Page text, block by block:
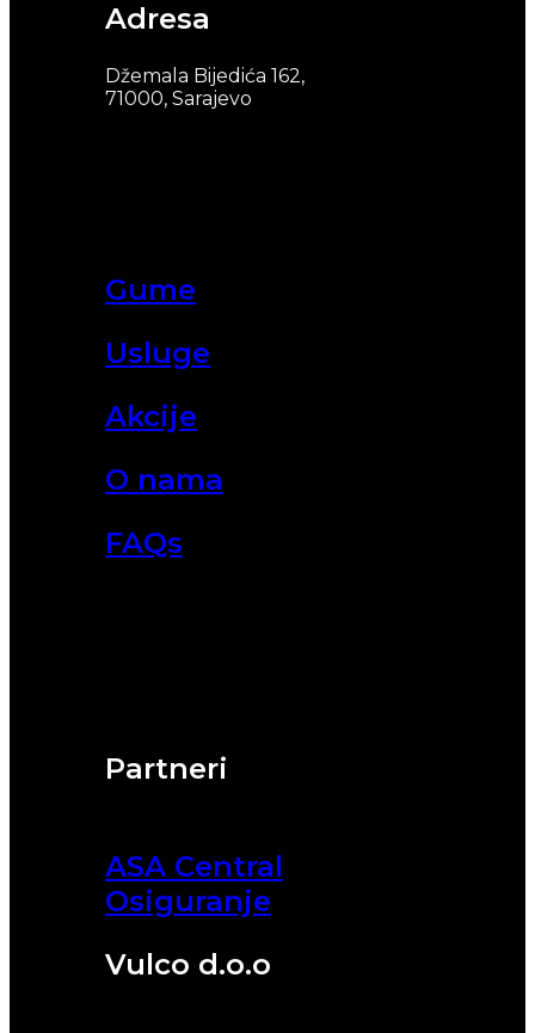
Partneri
ASA Central
Osiguranje
Vulco d.o.o
Gume
Usluge
Akcije
O nama
FAQs
Adresa
Džemala Bijedića 162,
71000, Sarajevo